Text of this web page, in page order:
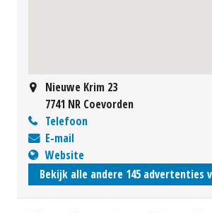
Nieuwe Krim 23
7741 NR Coevorden
Telefoon
E-mail
Website
Bekijk alle andere 145 advertenties